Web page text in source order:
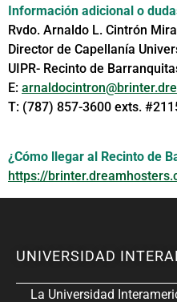
Información adicional o
Rvdo. Arnaldo L. Cintrón
Director de Capellanía
UIPR- Recinto de
E:
T: (787) 857-3600 exts.
¿Cómo llegar al Recinto de
https://
UNIVERSIDAD
La Universidad